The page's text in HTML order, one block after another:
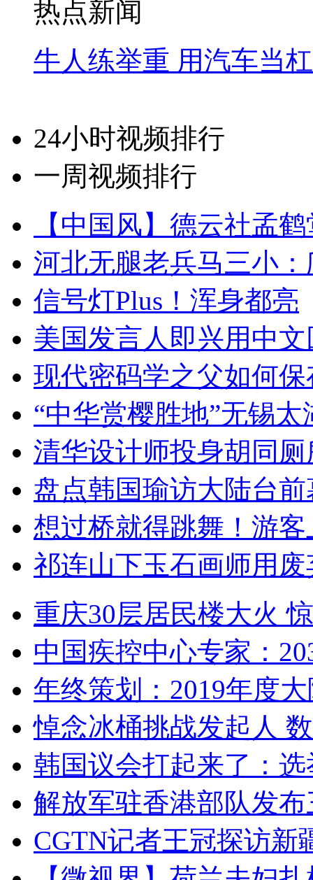
热点新闻
牛人练举重 用汽车当
24小时视频排行
一周视频排行
【中国风】德云社孟
河北无腿老兵马三小
信号灯Plus！浑身都亮
美国发言人即兴用中
现代密码学之父如何
“中华赏樱胜地”无锡
清华设计师投身胡同
盘点韩国瑜访大陆台
想过桥就得跳舞！游客
祁连山下玉石画师用
重庆30层居民楼大火
中国疾控中心专家：
年终策划：2019年度
悼念冰桶挑战发起人
韩国议会打起来了：
解放军驻香港部队发
CGTN记者王冠探访新